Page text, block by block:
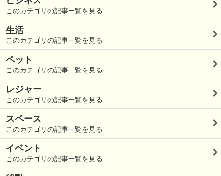
このカテゴリの記事一覧を見る
生活
このカテゴリの記事一覧を見る
ペット
このカテゴリの記事一覧を見る
レジャー
このカテゴリの記事一覧を見る
スペース
このカテゴリの記事一覧を見る
イベント
このカテゴリの記事一覧を見る